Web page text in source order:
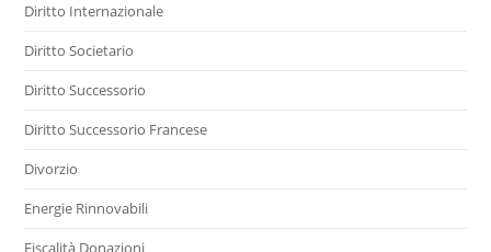
Diritto Internazionale
Diritto Societario
Diritto Successorio
Diritto Successorio Francese
Divorzio
Energie Rinnovabili
Fiscalità Donazioni